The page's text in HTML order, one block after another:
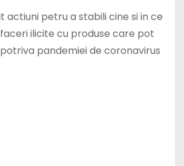
actiuni petru a stabili cine si in ce
ilicite cu produse care pot
pandemiei de coronavirus